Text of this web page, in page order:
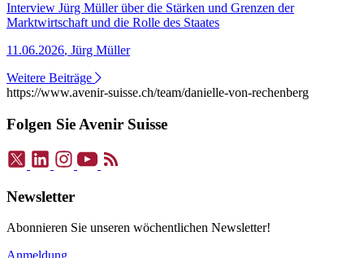
Interview Jürg Müller über die Stärken und Grenzen der
Marktwirtschaft und die Rolle des Staates
11.06.2026, Jürg Müller
Weitere Beiträge
https://www.avenir-suisse.ch/team/danielle-von-rechenberg
Folgen Sie Avenir Suisse
Newsletter
Abonnieren Sie unseren wöchentlichen Newsletter!